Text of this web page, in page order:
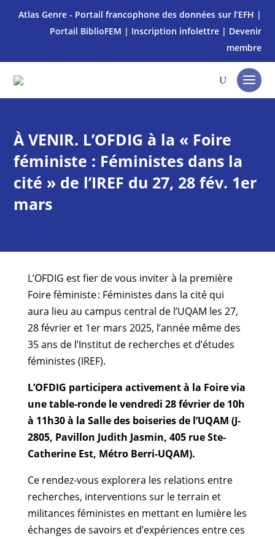
Atlas Genre - Portail francophone des données sur l’EFH |
Portail BiblioFEM | Inscription infolettre| Devenir
membre
À VENIR. L’OFDIG à la « Foire
féministe : Féministes dans la
cité » de l’IREF du 27, 28 fév. 1er
mars
L’OFDIG est fier de vous inviter à la première
Foire féministe : Féministes dans la cité qui
aura lieu au campus central de l’UQAM les 27,
28 février et 1er mars 2025, l’année même des
35 ans de l’Institut de recherches et d’études
féministes (IREF).
L’OFDIG participera activement à la Foire via
une table-ronde le vendredi 28 février de 10h
à 11h30 à la Salle des boiseries de l’UQAM (J-
2805, Pavillon Judith Jasmin, 405 rue Ste-
Catherine Est, Métro Berri-UQAM).
Ce rendez-vous explorera les relations entre
recherches, interventions sur le terrain et
militances féministes en mettant en lumière les
échanges de savoirs et d’expériences entre ces